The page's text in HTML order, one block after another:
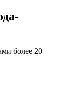
более 20